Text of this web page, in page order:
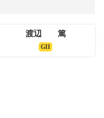
渡辺 篤
GII